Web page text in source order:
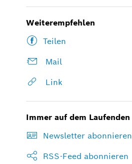
Weiterempfehlen
Teilen
Mail
Link
Immer auf dem Laufenden
Newsletter abonnieren
RSS-Feed abonnieren